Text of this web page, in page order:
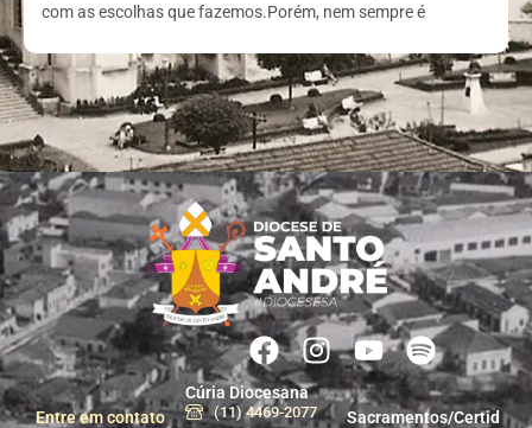
com as escolhas que fazemos.Porém, nem sempre é
Entre em contato
Cúria Diocesana
(11) 4469-2077
Sacramentos/Certid